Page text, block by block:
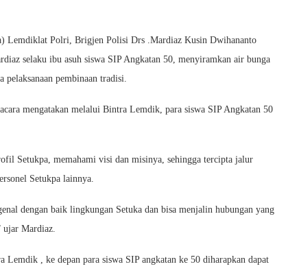
Lemdiklat Polri, Brigjen Polisi Drs .Mardiaz Kusin Dwihananto
selaku ibu asuh siswa SIP Angkatan 50, menyiramkan air bunga
pembinaan tradisi.
mengatakan melalui Bintra Lemdik, para siswa SIP Angkatan 50
Setukpa, memahami visi dan misinya, sehingga tercipta jalur
Setukpa lainnya.
dengan baik lingkungan Setuka dan bisa menjalin hubungan yang
ujar Mardiaz.
, ke depan para siswa SIP angkatan ke 50 diharapkan dapat